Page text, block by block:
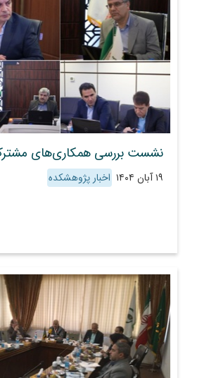
۱۹ آبان ۱۴۰۴ اخبار پژوهشکده